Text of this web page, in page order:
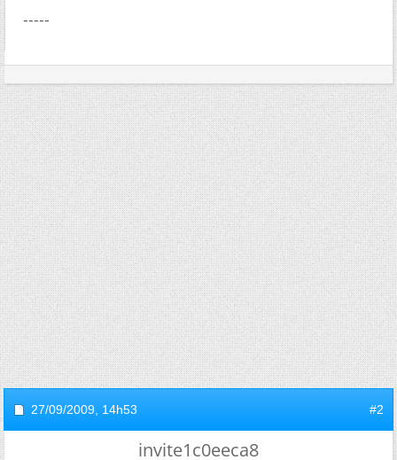
-----
27/09/2009, 14h53 #2
invite1c0eeca8